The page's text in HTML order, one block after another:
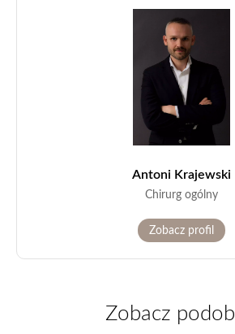
Antoni Krajewski
Chirurg ogólny
Zobacz profil
Zobacz